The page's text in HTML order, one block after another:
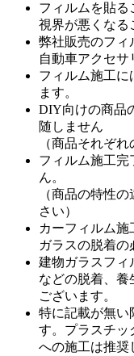
フィルムを貼る
視界が悪くなる
弊社販売のフィ
自動車アクセサ
フィルム施工に
ます。
DIY向けの商品
随しません
（商品それぞ
フィルム施工完
ん。
（商品の特性
さい）
カーフィルム施
ガラスの脱着の
建物ガラスフィ
などの脱着、養
ございます。
特に記載が無い
す。プラスチッ
への施工は推奨